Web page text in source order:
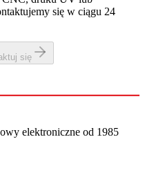
się w ciągu 24
się
elektroniczne od 1985